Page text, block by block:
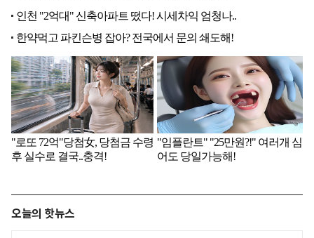
오늘의 핫뉴스